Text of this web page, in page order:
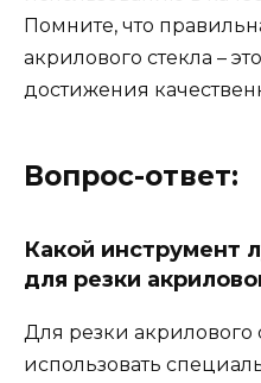
Помните, что
акрилового стекла –
достижения
Вопрос-ответ:
Какой инструмент
для резки
Для резки акрилового
использовать